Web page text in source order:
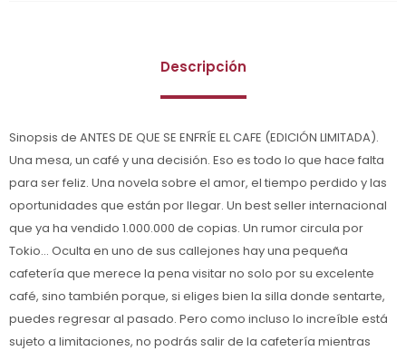
Descripción
Sinopsis de ANTES DE QUE SE ENFRÍE EL CAFE (EDICIÓN LIMITADA).
Una mesa, un café y una decisión. Eso es todo lo que hace falta
para ser feliz. Una novela sobre el amor, el tiempo perdido y las
oportunidades que están por llegar. Un best seller internacional
que ya ha vendido 1.000.000 de copias. Un rumor circula por
Tokio... Oculta en uno de sus callejones hay una pequeña
cafetería que merece la pena visitar no solo por su excelente
café, sino también porque, si eliges bien la silla donde sentarte,
puedes regresar al pasado. Pero como incluso lo increíble está
sujeto a limitaciones, no podrás salir de la cafetería mientras